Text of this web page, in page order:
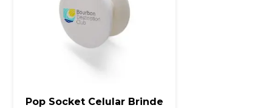
Pop Socket Celular Brinde